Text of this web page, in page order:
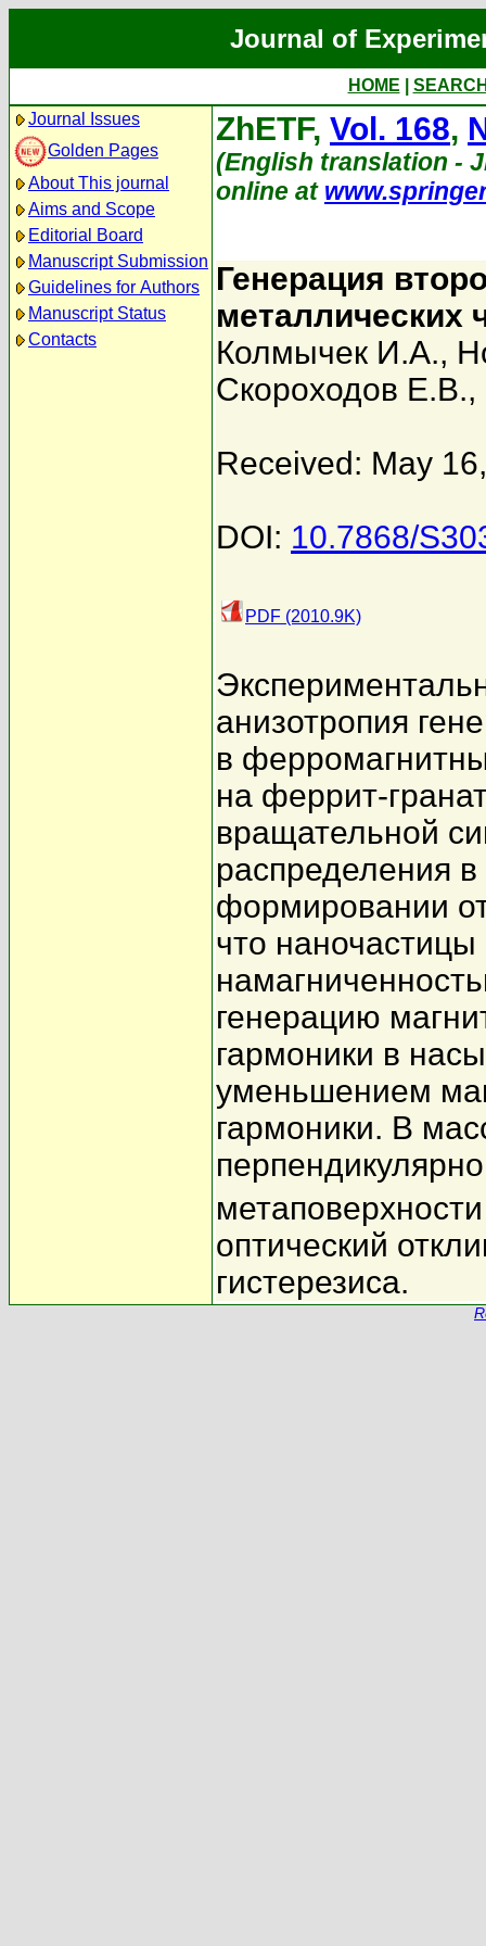
Journal of
HOME
Journal Issues
Golden Pages
About This journal
Aims and Scope
Editorial Board
Manuscript Submission
Guidelines for Authors
Manuscript Status
Contacts
ZhETF, Vol. 168,
(English translation -
online at
Генерация
металлических
Колмычек И.А.,
Скороходов Е.В.,
Received: May
DOI: 10.7868/
PDF (2010.9K)
анизотропия
в
на феррит-
вращательной
распределения
формировании
что наночастицы
генерацию
гармоники в
уменьшением
гармоники. В
оптический
гистерезиса.